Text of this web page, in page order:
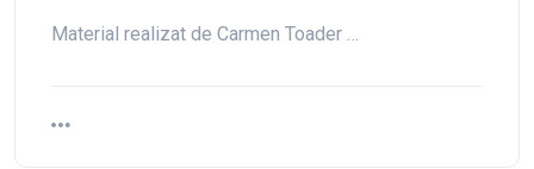
Material realizat de Carmen Toader …